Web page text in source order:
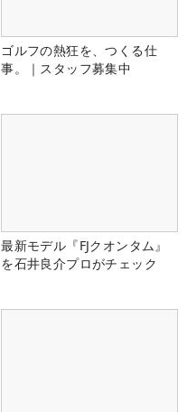
ゴルフの熱狂を、つくる仕
事。｜スタッフ募集中
最新モデル『FJクオンタム』
を石井良介プロがチェック